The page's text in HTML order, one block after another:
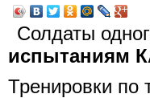
Солдаты
испытаниям
Тренировки по